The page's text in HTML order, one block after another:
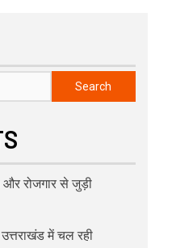
Search
रोजगार से जुड़ी
में चल रही